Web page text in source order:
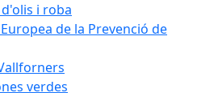
i roba
de la Prevenció de
verdes